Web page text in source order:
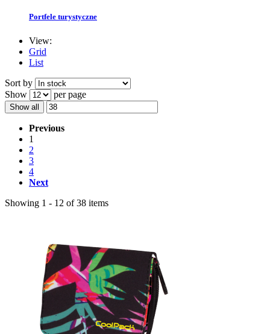
Portfele turystyczne
View:
Grid
List
Sort by
Show
per page
Show all
Previous
1
2
3
4
Next
Showing 1 - 12 of 38 items